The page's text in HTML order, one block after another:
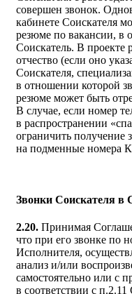
совершен звонок.
кабинете Соискателя
резюме по вакансии, в
Соискатель. В проекте
отчество (если оно
Соискателя,
в отношении которой
резюме может быть
В случае, если номер
в распространении
ограничить получение
на подменные номера
Звонки Соискателя в
2.20. Принимая
что при его звонке по
Исполнителя,
анализ и/или
самостоятельно или с
в соответствии с